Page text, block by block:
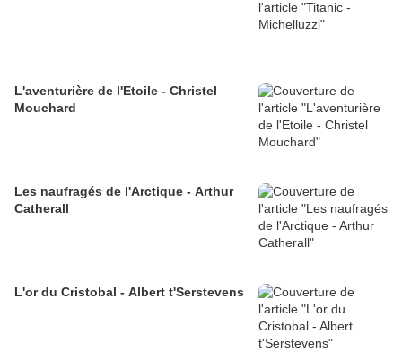
L'aventurière de l'Etoile - Christel
Mouchard
Les naufragés de l'Arctique - Arthur
Catherall
L'or du Cristobal - Albert t'Serstevens